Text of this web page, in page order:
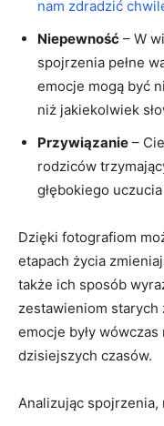
nam zdradzić
Niepewność – W
spojrzenia pełne
emocje mogą‍ być
niż ⁣jakiekolwiek
Przywiązanie –
rodziców
głębokiego
Dzięki fotografiom
etapach życia
także ich sposób
zestawieniom
emocje były⁢
dzisiejszych czasów.
Analizując‍ spojrzenia,